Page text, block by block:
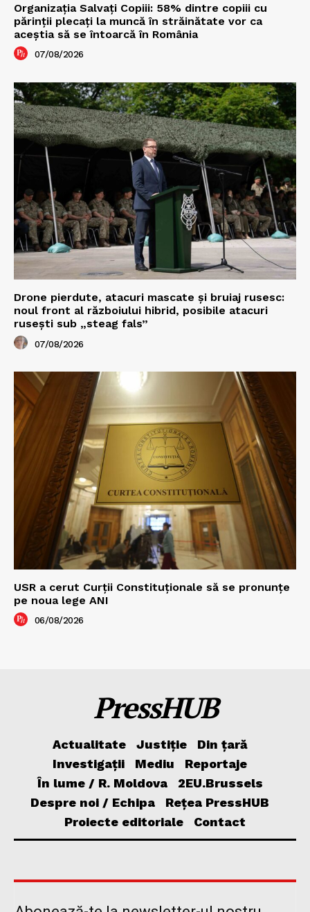
Organizația Salvați Copiii: 58% dintre copiii cu
părinții plecați la muncă în străinătate vor ca
aceștia să se întoarcă în România
07/08/2026
Drone pierdute, atacuri mascate și bruiaj rusesc:
noul front al războiului hibrid, posibile atacuri
rusești sub „steag fals”
07/08/2026
USR a cerut Curții Constituționale să se pronunțe
pe noua lege ANI
06/08/2026
PressHUB
Actualitate Justiție
Din țară
Investigații
Mediu
Reportaje
În lume / R. Moldova
2EU.Brussels
Despre noi / Echipa
Rețea PressHUB
Proiecte editoriale
Contact